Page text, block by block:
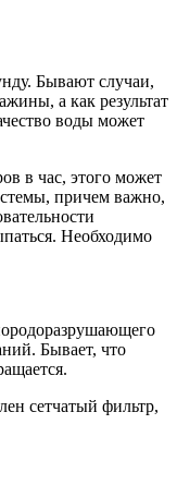
Бывают случаи,
а как результат
воды может
в час, этого может
причем важно,
Необходимо
Бывает, что